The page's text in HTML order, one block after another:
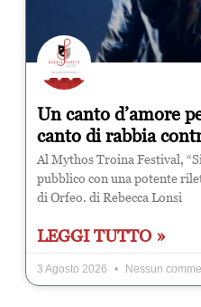
Un canto d’amore
canto di rabbia
Al Mythos Troina Festival,
pubblico con una potente
di Orfeo. di Rebecca Lonsi
LEGGI TUTTO »
3 Agosto 2026 Nessun